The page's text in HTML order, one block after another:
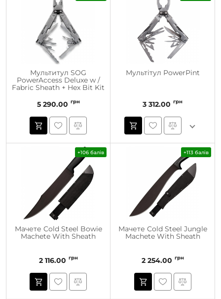
Мультитул SOG
PowerAccess Deluxe w /
Fabric Sheath + Hex Bit Kit
5 290.00 грн
Мультітул PowerPint
3 312.00 грн
+106 балів
Мачете Cold Steel Bowie
Machete With Sheath
2 116.00 грн
+113 балів
Мачете Cold Steel Jungle
Machete With Sheath
2 254.00 грн